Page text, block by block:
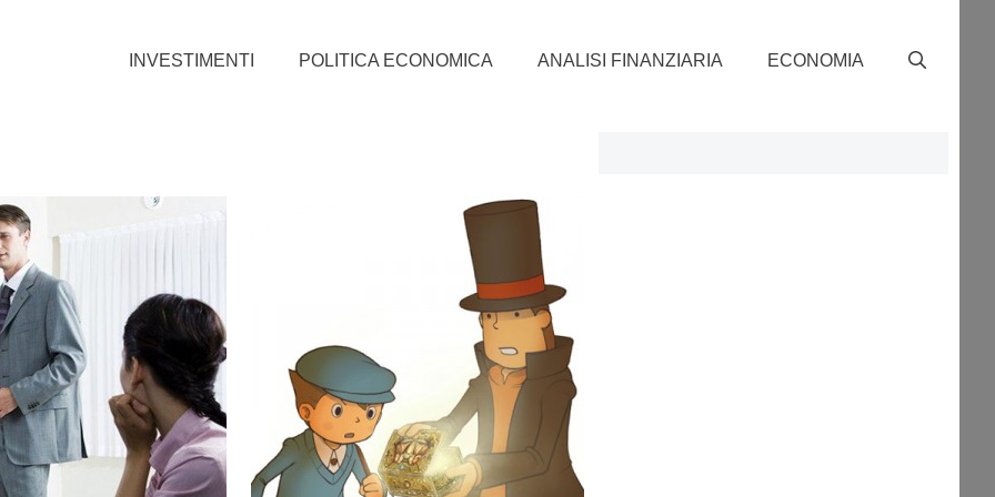
INVESTIMENTI POLITICA ECONOMICA ANALISI FINANZIARIA ECONOMIA